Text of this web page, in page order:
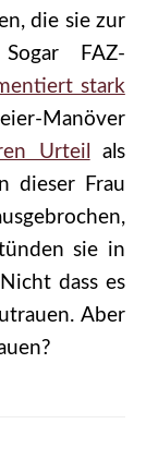
die sie zur
FAZ-
stark
Manöver
Urteil
als
dieser Frau
sie in
dass es
Aber